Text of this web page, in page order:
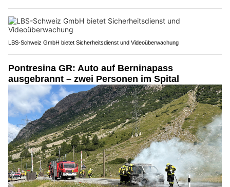
LBS-Schweiz GmbH bietet Sicherheitsdienst und Videoüberwachung
Pontresina GR: Auto auf Berninapass
ausgebrannt – zwei Personen im Spital